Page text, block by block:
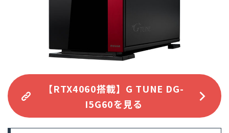
【RTX4060搭載】G TUNE DG-
I5G60を見る